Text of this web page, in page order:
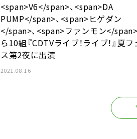
<span>V6</span>、<span>DA
PUMP</span>、<span>ヒゲダン
</span>、<span>ファンモン</span>
ら10組『CDTVライブ！ライブ！』夏フ
ス第2夜に出演
2021.08.16